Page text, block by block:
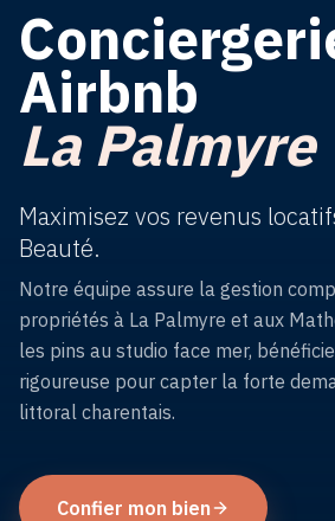
Magazine
Estimer
mes
locatifs
un
logement
Airbnb
La Palmyre
Maximisez vos revenus
Beauté.
Notre équipe assure la gestion
propriétés à La Palmyre et aux
les pins au studio face mer,
rigoureuse pour capter la forte
littoral charentais.
Confier mon bien